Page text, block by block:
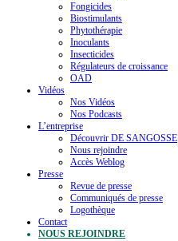
Fongicides
Biostimulants
Phytothérapie
Inoculants
Insecticides
Régulateurs de croissance
OAD
Vidéos
Nos Vidéos
Nos Podcasts
L’entreprise
Découvrir DE SANGOSSE
Nous rejoindre
Accès Weblog
Presse
Revue de presse
Communiqués de presse
Logothèque
Contact
NOUS REJOINDRE